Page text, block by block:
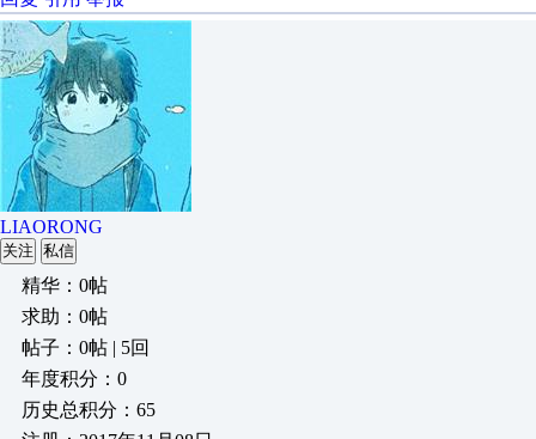
LIAORONG
关注 私信
精华：0帖
求助：0帖
帖子：0帖 | 5回
年度积分：0
历史总积分：65